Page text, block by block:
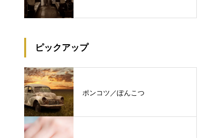
ピックアップ
ポンコツ／ぽんこつ